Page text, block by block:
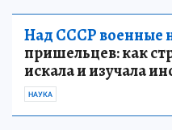
Над СССР военные
пришельцев: как
искала и изучала
НАУКА